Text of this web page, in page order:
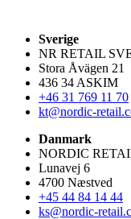
Sverige
NR RETAIL
Stora Åvägen 21
436 34 ASKIM
+46 31 769 11 70
kt@nordic-
Danmark
NORDIC
Lunavej 6
4700 Næstved
+45 44 84 14 44
ks@nordic-